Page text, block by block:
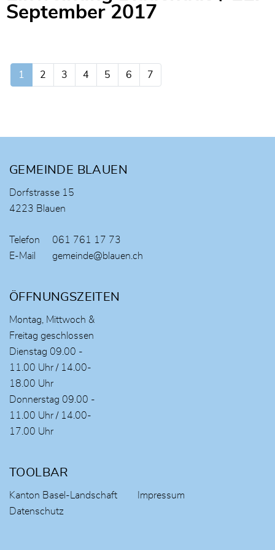
September 2017
1 2 3 4 5 6 7
Fusszeile
GEMEINDE BLAUEN
Dorfstrasse 15
4223 Blauen
Telefon
061 761 17 73
E-Mail
gemeinde@blauen.ch
ÖFFNUNGSZEITEN
Montag, Mittwoch &
Freitag geschlossen
Dienstag 09.00 -
11.00 Uhr / 14.00-
18.00 Uhr
Donnerstag 09.00 -
11.00 Uhr / 14.00-
17.00 Uhr
TOOLBAR
Kanton Basel-Landschaft
Impressum
Datenschutz